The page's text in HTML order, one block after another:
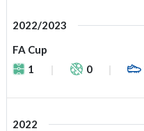
2022/2023
FA Cup
1
0
2022